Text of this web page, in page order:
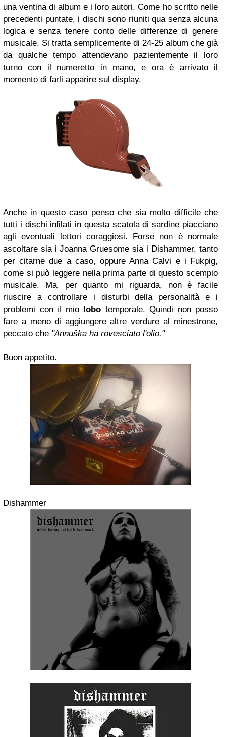
una ventina di album e i loro autori. Come ho scritto nelle
precedenti puntate, i dischi sono riuniti qua senza alcuna
logica e senza tenere conto delle differenze di genere
musicale. Si tratta semplicemente di 24-25 album che già
da qualche tempo attendevano pazientemente il loro
turno con il numeretto in mano, e ora è arrivato il
momento di farli apparire sul display.
Anche in questo caso penso che sia molto difficile che
tutti i dischi infilati in questa scatola di sardine piacciano
agli eventuali lettori coraggiosi. Forse non è normale
ascoltare sia i Joanna Gruesome sia i Dishammer, tanto
per citarne due a caso, oppure Anna Calvi e i Fukpig,
come si può leggere nella prima parte di questo scempio
musicale. Ma, per quanto mi riguarda, non è facile
riuscire a controllare i disturbi della personalità e i
problemi con il mio lobo temporale. Quindi non posso
fare a meno di aggiungere altre verdure al minestrone,
peccato che "Annuška ha rovesciato l'olio."
Buon appetito.
Dishammer